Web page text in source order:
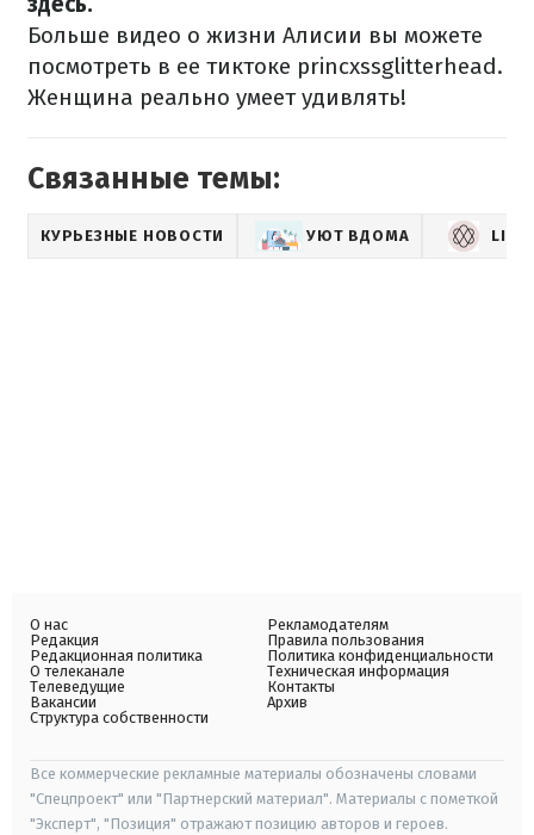
Больше видео о жизни Алисии вы можете
посмотреть в ее тиктоке princxssglitterhead.
Женщина реально умеет удивлять!
Связанные темы:
КУРЬЕЗНЫЕ НОВОСТИ УЮТ ВДОМА LIFE
О нас
Редакция
Редакционная политика
О телеканале
Телеведущие
Вакансии
Структура собственности
Рекламодателям
Правила пользования
Политика конфиденциальности
Техническая информация
Контакты
Архив
Все коммерческие рекламные материалы обозначены словами
"Спецпроект" или "Партнерский материал". Материалы с пометкой
"Эксперт", "Позиция" отражают позицию авторов и героев.